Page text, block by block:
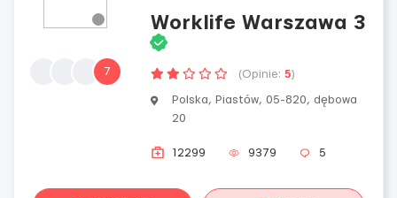
7
Worklife Warszawa 3
(Opinie: 5)
Polska, Piastów, 05-820, dębowa
20
12299 9379 5